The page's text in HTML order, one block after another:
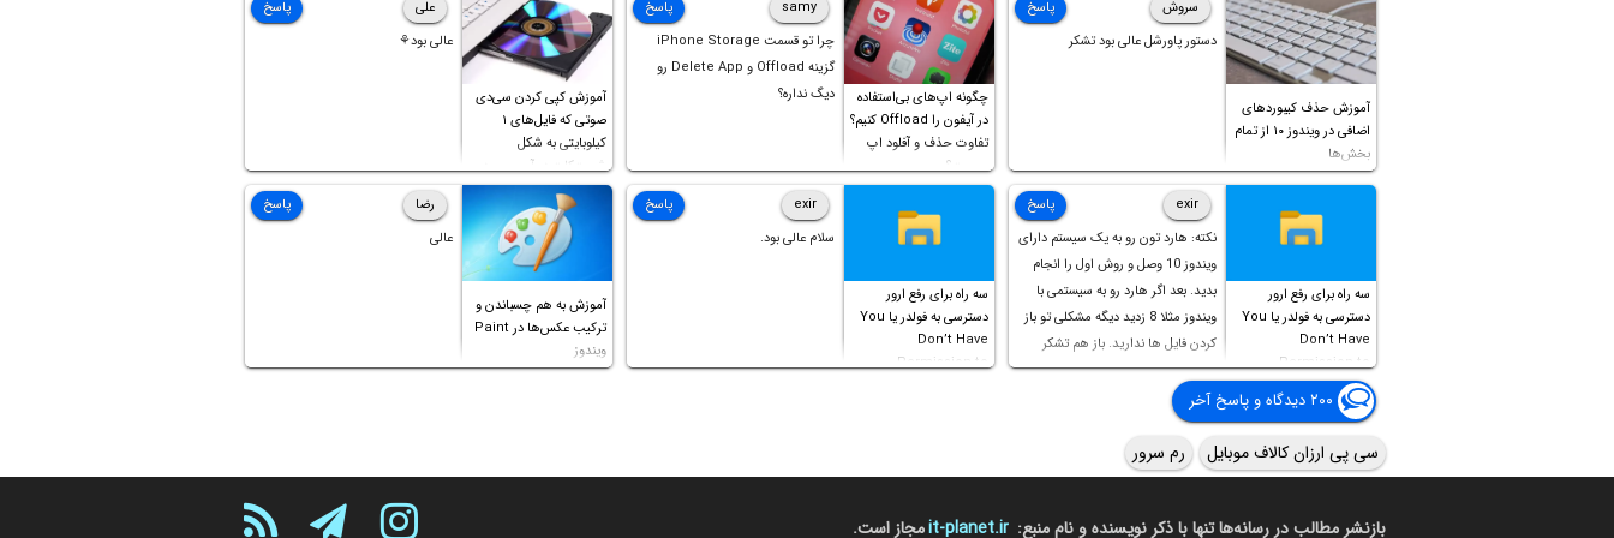
آموزش حذف کیبوردهای
اضافی در ویندوز ۱۰ از تمام
بخش‌ها
سروش
دستور پاورشل عالی بود تشکر
پاسخ
چگونه اپ‌های بی‌استفاده
در آیفون را Offload کنیم؟
تفاوت حذف و آفلود اپ
چیست؟
samy
چرا تو قسمت iPhone Storage
گزینه Offload و Delete App رو
دیگ نداره؟
پاسخ
آموزش کپی کردن سی‌دی
صوتی که فایل‌های ۱
کیلوبایتی به شکل
شورت‌کات در آن موجود
است!
علی
عالی بود⚘
پاسخ
سه راه برای رفع ارور
دسترسی به فولدر یا You
Don’t Have
Permission to
Access this folder
exir
نکته: هارد تون رو به یک سیستم دارای
ویندوز 10 وصل و روش اول را انجام
بدید. بعد اگر هارد رو به سیستمی با
ویندوز مثلا 8 زدید دیگه مشکلی تو باز
کردن فایل ها ندارید. باز هم تشکر
پاسخ
سه راه برای رفع ارور
دسترسی به فولدر یا You
Don’t Have
Permission to
exir
سلام عالی بود.
پاسخ
آموزش به هم چسباندن و
ترکیب عکس‌ها در Paint
ویندوز
رضا
عالی
پاسخ
۲۰۰ دیدگاه و پاسخ آخر
سی پی ارزان کالاف موبایل رم سرور
بازنشر مطالب در رسانه‌ها تنها با ذکر نویسنده و نام منبع: it-planet.irمجاز است.